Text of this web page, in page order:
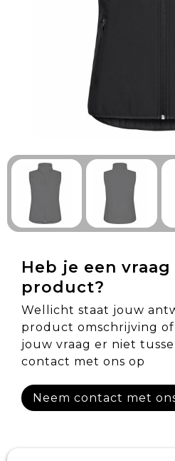
Technologie & Gadgets
Outdoor & Vrije tijd
Pennen & Schrijfwaren
Tassen & Reizen
Gezondheid & Welzijn
Eten & Drinken
Heb je een
product?
Wellicht staat jouw
product omschrijving of
jouw vraag er niet
contact met ons op
Neem contact met